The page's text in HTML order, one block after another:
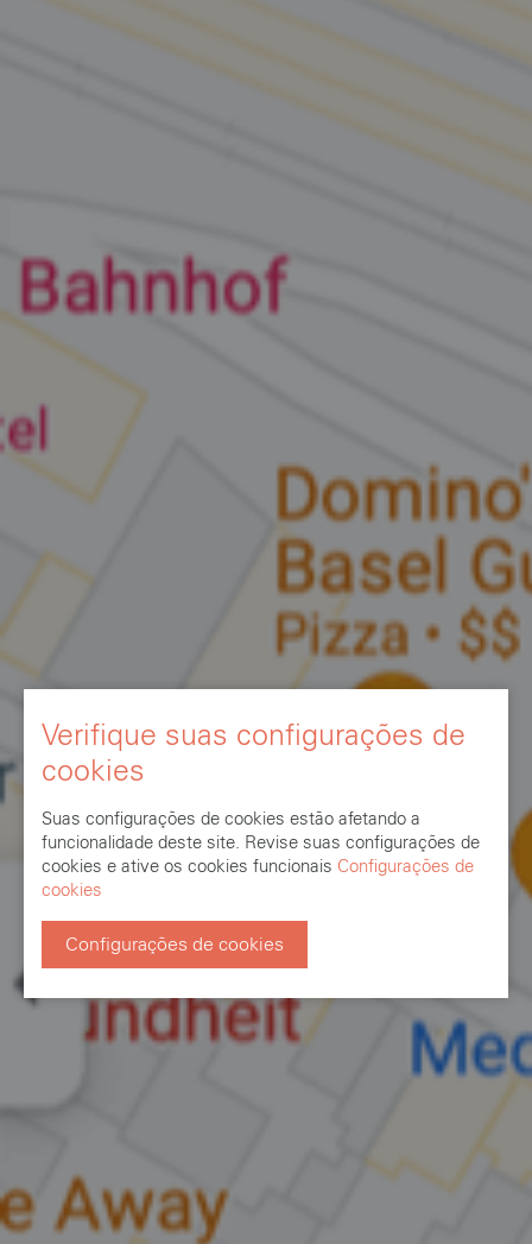
Verifique suas configurações de
cookies
Suas configurações de cookies estão afetando a
funcionalidade deste site. Revise suas configurações de
cookies e ative os cookies funcionais Configurações de
cookies
Configurações de cookies